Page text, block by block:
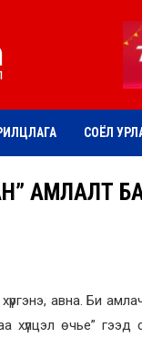
СОЁЛ
АМЛАЛТ
авна. Би
хүлцэл өчье”